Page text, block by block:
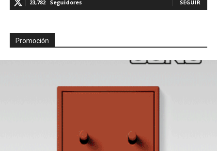
23,782 Seguidores SEGUIR
Promoción